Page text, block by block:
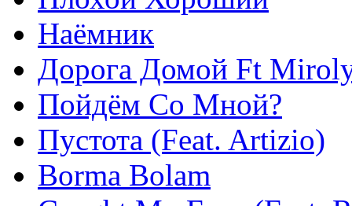
Наёмник
Дорога Домой Ft
Пойдём Со Мной?
Пустота (Feat. Artizio)
Borma Bolam